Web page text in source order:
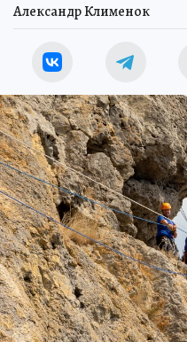
Александр Клименок